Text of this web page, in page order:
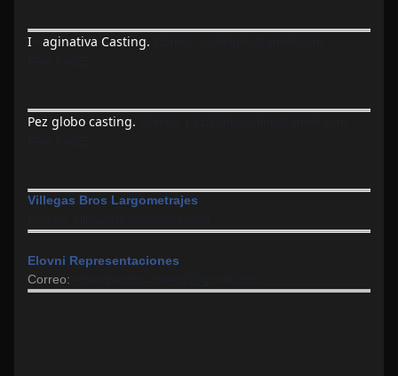
I aginativa Casting.
Pez globo casting.
Villegas Bros Largometrajes
Elovni Representaciones
Correo: